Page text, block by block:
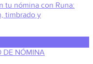
tu nómina con Runa:
timbrado y
DE NÓMINA